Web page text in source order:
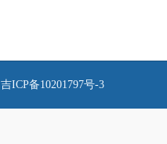
吉ICP备10201797号-3